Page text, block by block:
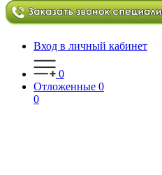
Вход в личный кабинет
0
Отложенные 0
0